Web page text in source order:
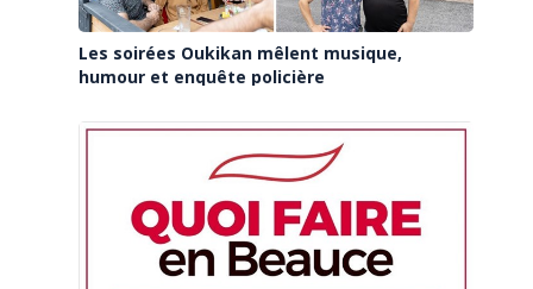
Les soirées Oukikan mêlent musique,
humour et enquête policière